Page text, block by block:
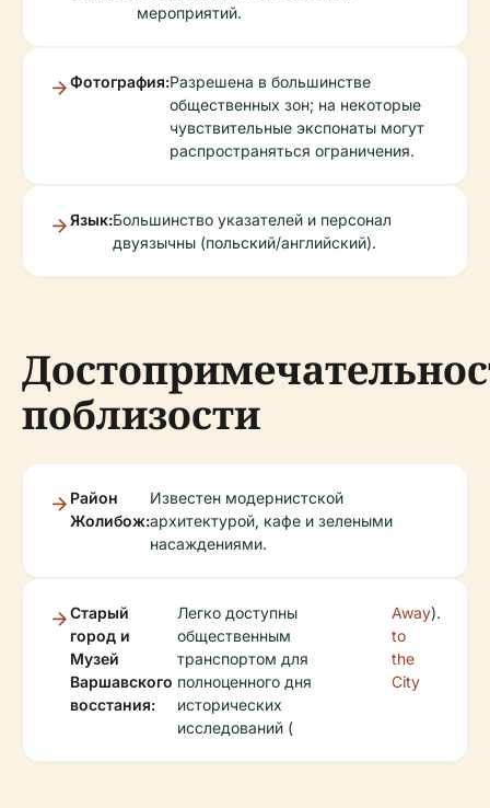
мероприятий.
Фотография:Разрешена в большинстве
общественных зон; на некоторые
чувствительные экспонаты могут
распространяться ограничения.
Язык:Большинство указателей и персонал
двуязычны (польский/английский).
поблизости
Район
Жолибож:
Известен модернистской
архитектурой, кафе и зелеными
насаждениями.
Старый
город и
Музей
Варшавского
восстания:
Легко доступны
общественным
транспортом для
полноценного дня
исторических
исследований (
Away
to
the
City
).